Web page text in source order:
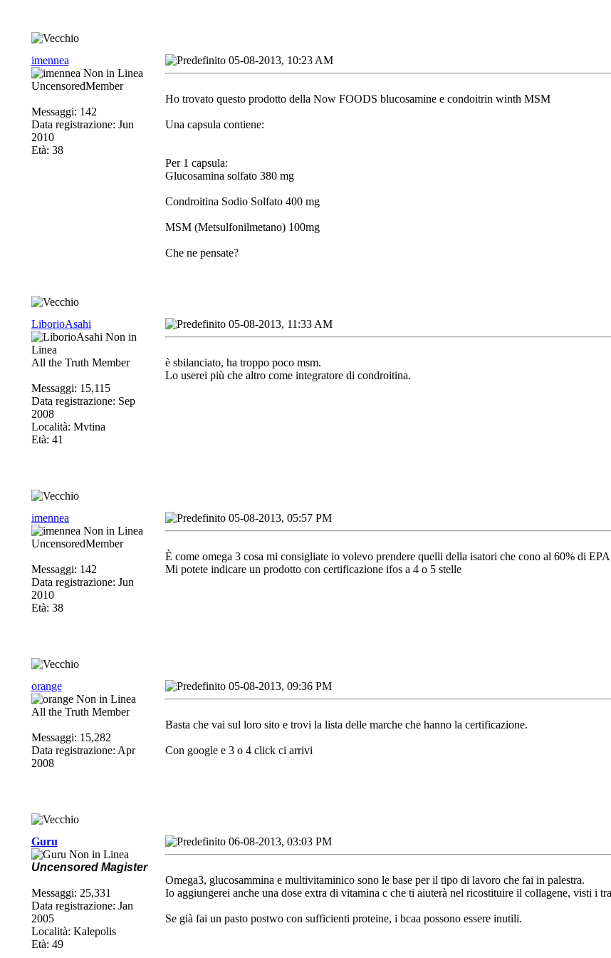
imennea
UncensoredMember
Messaggi: 142
Data registrazione: Jun
2010
Età: 38
05-08-2013, 10:23 AM
Ho trovato questo prodotto della Now FOODS blucosamine e condoitrin winth MSM
Una capsula contiene:
Per 1 capsula:
Glucosamina solfato 380 mg
Condroitina Sodio Solfato 400 mg
MSM (Metsulfonilmetano) 100mg
Che ne pensate?
LiborioAsahi
All the Truth Member
Messaggi: 15,115
Data registrazione: Sep
2008
Località: Mvtina
Età: 41
05-08-2013, 11:33 AM
è sbilanciato, ha troppo poco msm.
Lo userei più che altro come integratore di condroitina.
imennea
UncensoredMember
Messaggi: 142
Data registrazione: Jun
2010
Età: 38
05-08-2013, 05:57 PM
È come omega 3 cosa mi consigliate io volevo prendere quelli della isatori che cono al 60% di
Mi potete indicare un prodotto con certificazione ifos a 4 o 5 stelle
orange
All the Truth Member
Messaggi: 15,282
Data registrazione: Apr
2008
05-08-2013, 09:36 PM
Basta che vai sul loro sito e trovi la lista delle marche che hanno la certificazione.
Con google e 3 o 4 click ci arrivi
Guru
Uncensored Magister
Messaggi: 25,331
Data registrazione: Jan
2005
Località: Kalepolis
Età: 49
06-08-2013, 03:03 PM
Omega3, glucosammina e multivitaminico sono le base per il tipo di lavoro che fai in palestra.
Io aggiungerei anche una dose extra di vitamina c che ti aiuterà nel ricostituire il collagene, visti i
Se già fai un pasto postwo con sufficienti proteine, i bcaa possono essere inutili.